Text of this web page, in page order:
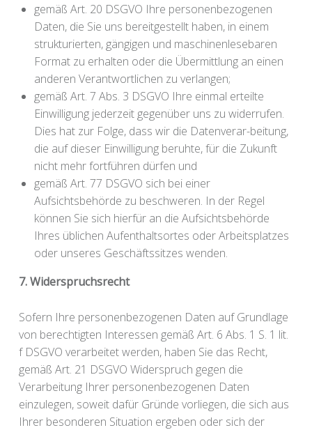
gemäß Art. 20 DSGVO Ihre personenbezogenen
Daten, die Sie uns bereitgestellt haben, in einem
strukturierten, gängigen und maschinenlesebaren
Format zu erhalten oder die Übermittlung an einen
anderen Verantwortlichen zu verlangen;
gemäß Art. 7 Abs. 3 DSGVO Ihre einmal erteilte
Einwilligung jederzeit gegenüber uns zu widerrufen.
Dies hat zur Folge, dass wir die Datenverar-beitung,
die auf dieser Einwilligung beruhte, für die Zukunft
nicht mehr fortführen dürfen und
gemäß Art. 77 DSGVO sich bei einer
Aufsichtsbehörde zu beschweren. In der Regel
können Sie sich hierfür an die Aufsichtsbehörde
Ihres üblichen Aufenthaltsortes oder Arbeitsplatzes
oder unseres Geschäftssitzes wenden.
7. Widerspruchsrecht
Sofern Ihre personenbezogenen Daten auf Grundlage
von berechtigten Interessen gemäß Art. 6 Abs. 1 S. 1 lit.
f DSGVO verarbeitet werden, haben Sie das Recht,
gemäß Art. 21 DSGVO Widerspruch gegen die
Verarbeitung Ihrer personenbezogenen Daten
einzulegen, soweit dafür Gründe vorliegen, die sich aus
Ihrer besonderen Situation ergeben oder sich der